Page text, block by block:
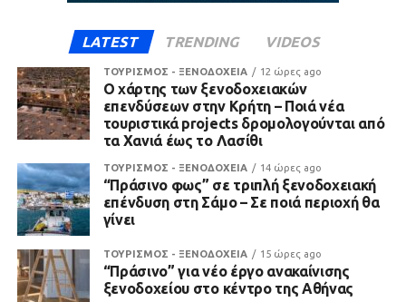
LATEST TRENDING VIDEOS
ΤΟΥΡΙΣΜΟΣ - ΞΕΝΟΔΟΧΕΙΑ 12 ώρες ago
Ο χάρτης των ξενοδοχειακών
επενδύσεων στην Κρήτη – Ποιά νέα
τουριστικά projects δρομολογούνται από
τα Χανιά έως το Λασίθι
ΤΟΥΡΙΣΜΟΣ - ΞΕΝΟΔΟΧΕΙΑ 14 ώρες ago
“Πράσινο φως” σε τριπλή ξενοδοχειακή
επένδυση στη Σάμο – Σε ποιά περιοχή θα
γίνει
ΤΟΥΡΙΣΜΟΣ - ΞΕΝΟΔΟΧΕΙΑ 15 ώρες ago
“Πράσινο” για νέο έργο ανακαίνισης
ξενοδοχείου στο κέντρο της Αθήνας